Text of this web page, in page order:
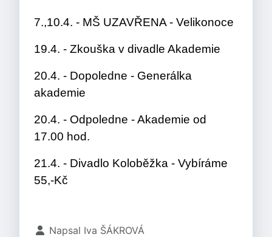
7.,10.4. - MŠ UZAVŘENA - Velikonoce
19.4. - Zkouška v divadle Akademie
20.4. - Dopoledne - Generálka
akademie
20.4. - Odpoledne - Akademie od
17.00 hod.
21.4. - Divadlo Koloběžka - Vybíráme
55,-Kč
Základní údaje
Napsal Iva ŠÁKROVÁ